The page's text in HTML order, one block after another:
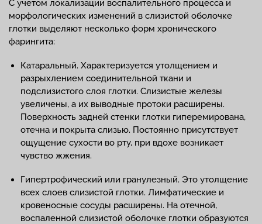
С учетом локализации воспалительного процесса и
морфологических изменений в слизистой оболочке
глотки выделяют несколько форм хронического
фарингита:
Катаральный. Характеризуется утолщением и
разрыхлением соединительной ткани и
подслизистого слоя глотки. Слизистые железы
увеличены, а их выводные протоки расширены.
Поверхность задней стенки глотки гиперемирована,
отечна и покрыта слизью. Постоянно присутствует
ощущение сухости во рту, при вдохе возникает
чувство жжения.
Гипертрофический или гранулезный. Это утолщение
всех слоев слизистой глотки. Лимфатические и
кровеносные сосуды расширены. На отечной,
воспаленной слизистой оболочке глотки образуются